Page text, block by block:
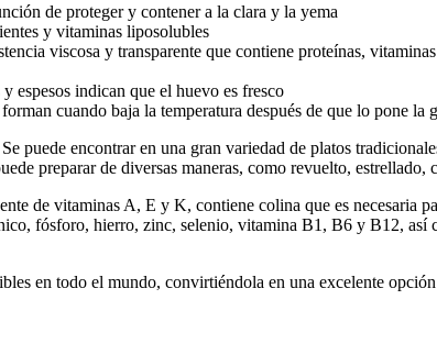
de proteger y contener a la clara y la yema
y vitaminas liposolubles
viscosa y transparente que contiene proteínas,
espesos indican que el huevo es fresco
cuando baja la temperatura después de que lo pone la
encontrar en una gran variedad de platos
preparar de diversas maneras, como revuelto, estrellado,
de vitaminas A, E y K, contiene colina que es necesaria
fósforo, hierro, zinc, selenio, vitamina B1, B6 y B12, así
en todo el mundo, convirtiéndola en una excelente